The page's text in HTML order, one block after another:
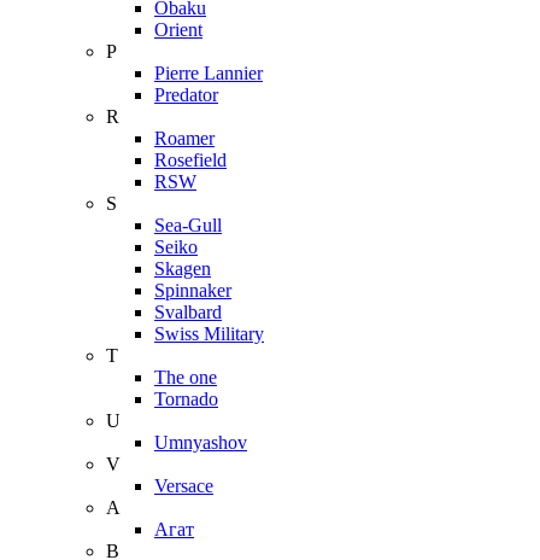
Obaku
Orient
P
Pierre Lannier
Predator
R
Roamer
Rosefield
RSW
S
Sea-Gull
Seiko
Skagen
Spinnaker
Svalbard
Swiss Military
T
The one
Tornado
U
Umnyashov
V
Versace
А
Агат
В